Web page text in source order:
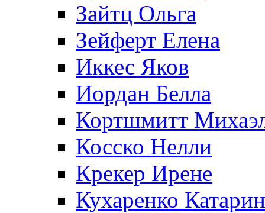
Зайтц Ольга
Зейферт Елена
Иккес Яков
Иордан Белла
Кортшмитт
Косско Нелли
Крекер Ирене
Кухаренко